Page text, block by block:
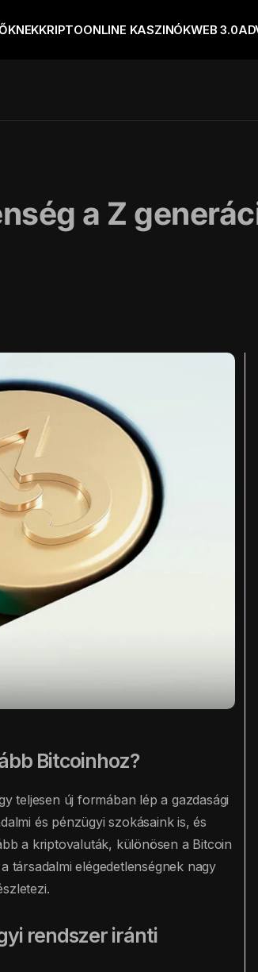
KRIPTOONLINE KASZINÓKWEB 3.0
a Z
Bitcoinhoz?
teljesen új formában lép a gazdasági
és pénzügyi szokásaink is, és
a kriptovaluták, különösen a Bitcoin
társadalmi elégedetlenségnek nagy
rendszer iránti